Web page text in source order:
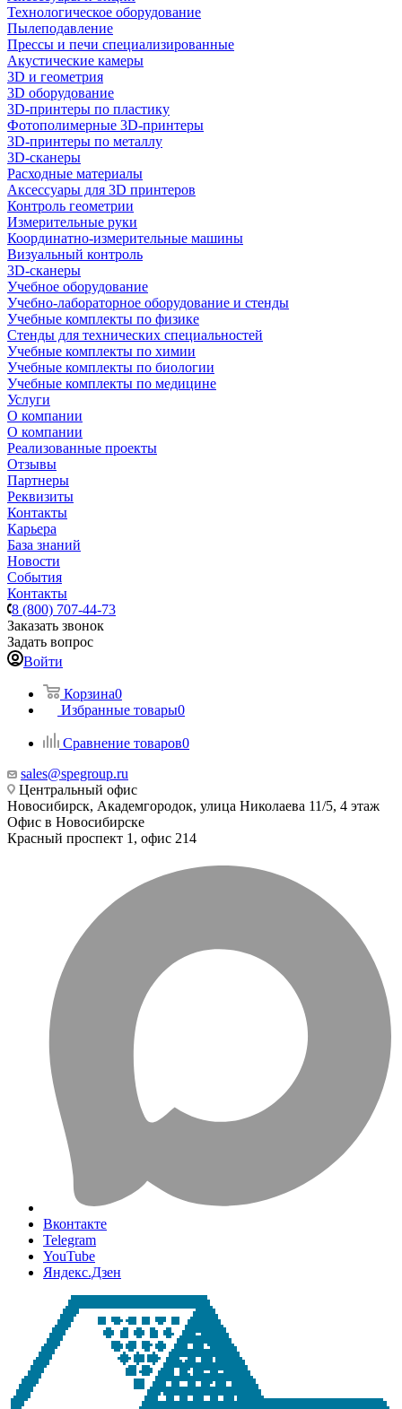
Технологическое оборудование
Пылеподавление
Прессы и печи специализированные
Акустические камеры
3D и геометрия
3D оборудование
3D-принтеры по пластику
Фотополимерные 3D-принтеры
3D-принтеры по металлу
3D-сканеры
Расходные материалы
Аксессуары для 3D принтеров
Контроль геометрии
Измерительные руки
Координатно-измерительные машины
Визуальный контроль
3D-сканеры
Учебное оборудование
Учебно-лабораторное оборудование и стенды
Учебные комплекты по физике
Стенды для технических специальностей
Учебные комплекты по химии
Учебные комплекты по биологии
Учебные комплекты по медицине
Услуги
О компании
О компании
Реализованные проекты
Отзывы
Партнеры
Реквизиты
Контакты
Карьера
База знаний
Новости
События
Контакты
8 (800) 707-44-73
Заказать звонок
Задать вопрос
Войти
Корзина0
Избранные товары0
Сравнение товаров0
sales@spegroup.ru
Центральный офис
Новосибирск, Академгородок, улица Николаева 11/5, 4 этаж
Офис в Новосибирске
Красный проспект 1, офис 214
Вконтакте
Telegram
YouTube
Яндекс.Дзен